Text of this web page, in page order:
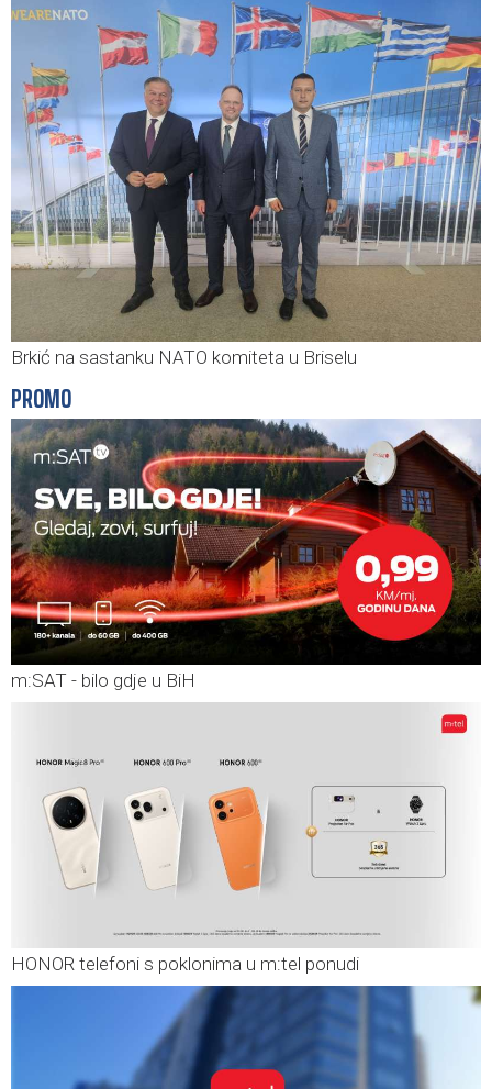
Brkić na sastanku NATO komiteta u Briselu
PROMO
m:SAT - bilo gdje u BiH
HONOR telefoni s poklonima u m:tel ponudi